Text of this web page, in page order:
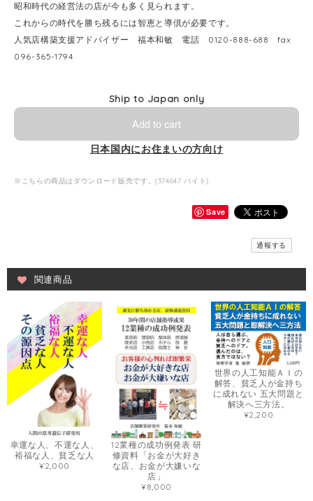
昭和時代の経営法の店が今も多く見られます。
これからの時代を勝ち残るには智恵と導倶が必要です。
人気店構築支援アドバイザー 福本和敏 電話 0120-888-688 fax
096-365-1794
Ship to Japan only
Add to cart
日本国内にお住まいの方向け
※こちらの商品はダウンロード販売です。(374647 バイト)
Save
通報する
関連商品
幸運な人、不運な人、
裕福な人、貧乏な人
¥2,000
12業種の成功例発表 研
修資料「お金が大好き
な店、お金が大嫌いな
店」
¥8,000
世界の人工知能ＡＩの
解答、貧乏人が金持ち
に成れない 五大問題と
解決へ三方法。
¥2,200